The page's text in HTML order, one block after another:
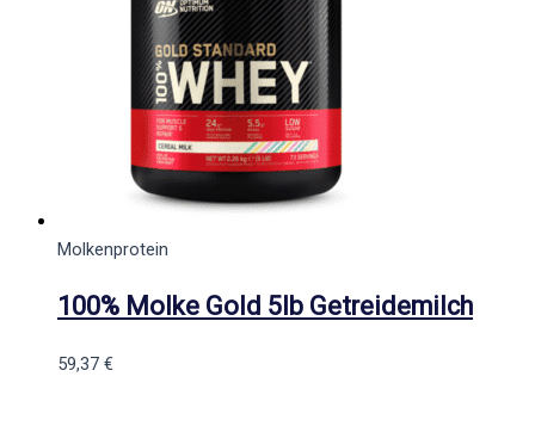
Molkenprotein
100% Molke Gold 5lb Getreidemilch
59,37 €